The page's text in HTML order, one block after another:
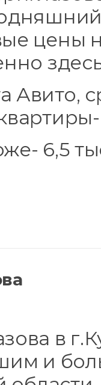
цены
Авито,
6,5
в
и